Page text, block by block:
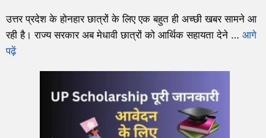
उत्तर प्रदेश के होनहार छात्रों के लिए एक बहुत ही अच्छी खबर सामने आ
रही है। राज्य सरकार अब मेधावी छात्रों को आर्थिक सहायता देने … आगे
पढ़ें